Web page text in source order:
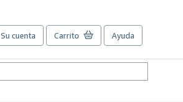
Su cuenta Carrito Ayuda